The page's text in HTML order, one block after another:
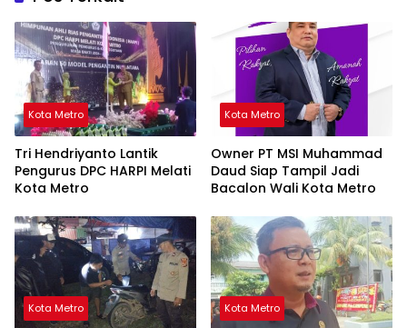
Kota Metro
Tri Hendriyanto Lantik
Pengurus DPC HARPI Melati
Kota Metro
Kota Metro
Owner PT MSI Muhammad
Daud Siap Tampil Jadi
Bacalon Wali Kota Metro
Kota Metro Kota Metro